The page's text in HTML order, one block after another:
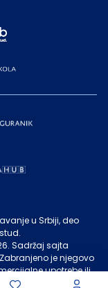
u Srbiji, deo
. Sadržaj sajta
je njegovo
upotrebe ili
sajta.